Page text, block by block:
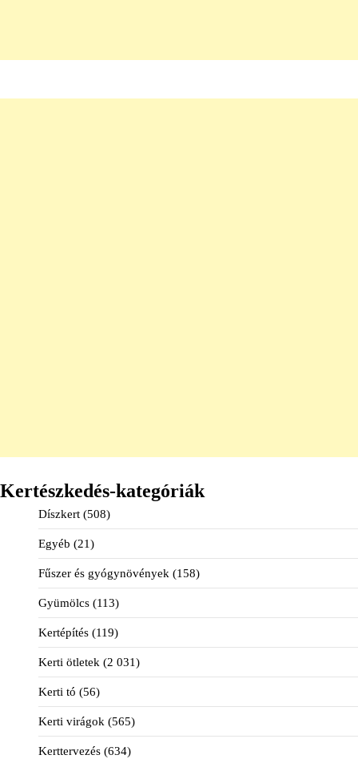
Kertészkedés-kategóriák
Díszkert (508)
Egyéb (21)
Fűszer és gyógynövények (158)
Gyümölcs (113)
Kertépítés (119)
Kerti ötletek (2 031)
Kerti tó (56)
Kerti virágok (565)
Kerttervezés (634)